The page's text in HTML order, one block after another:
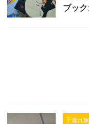
ブッ
子連れ